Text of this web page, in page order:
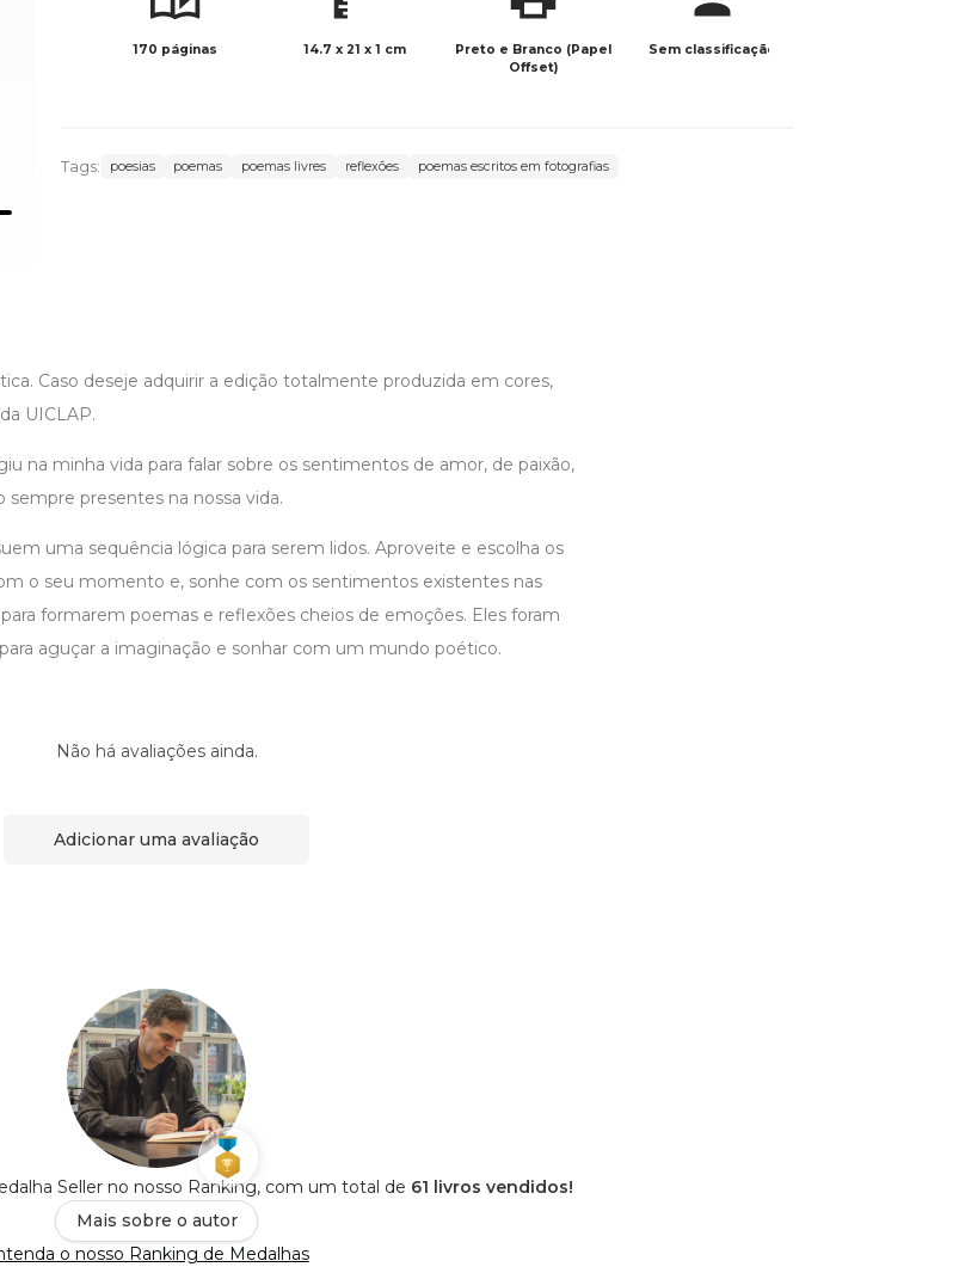
170 páginas 14.7 x 21 x 1 cm
Preto e Branco (Papel
Offset)
Sem classificação
Tags: poesias poemas poemas livres reflexões poemas escritos em fotografias
Caso deseje adquirir a edição totalmente produzida em cores,
UICLAP.
na minha vida para falar sobre os sentimentos de amor, de paixão,
sempre presentes na nossa vida.
uma sequência lógica para serem lidos. Aproveite e escolha os
o seu momento e, sonhe com os sentimentos existentes nas
formarem poemas e reflexões cheios de emoções. Eles foram
aguçar a imaginação e sonhar com um mundo poético.
Não há avaliações ainda.
Adicionar uma avaliação
Seller no nosso Ranking, com um total de 61 livros vendidos!
Mais sobre o autor
o nosso Ranking de Medalhas